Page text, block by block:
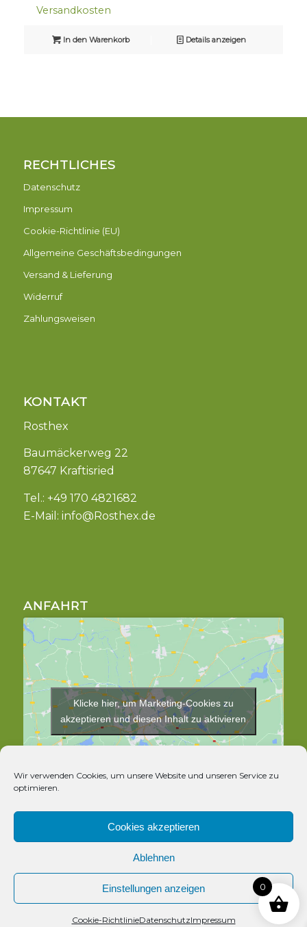
Wir verwenden Cookies, um unsere Website und unseren Service zu
optimieren.
Cookies akzeptieren
Ablehnen
Einstellungen anzeigen
Cookie-RichtlinieDatenschutzImpressum
Versandkosten
In den Warenkorb Details anzeigen
RECHTLICHES
Datenschutz
Impressum
Cookie-Richtlinie (EU)
Allgemeine Geschäftsbedingungen
Versand & Lieferung
Widerruf
Zahlungsweisen
KONTAKT
Rosthex
Baumäckerweg 22
87647 Kraftisried
Tel.: +49 170 4821682
E-Mail: info@Rosthex.de
ANFAHRT
Klicke hier, um Marketing-Cookies zu
akzeptieren und diesen Inhalt zu aktivieren
Vertrag widerrufen
0
Kontakt